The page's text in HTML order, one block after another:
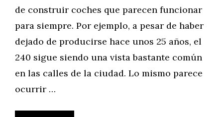
de construir coches que parecen funcionar
para siempre. Por ejemplo, a pesar de haber
dejado de producirse hace unos 25 años, el
240 sigue siendo una vista bastante común
en las calles de la ciudad. Lo mismo parece
ocurrir …